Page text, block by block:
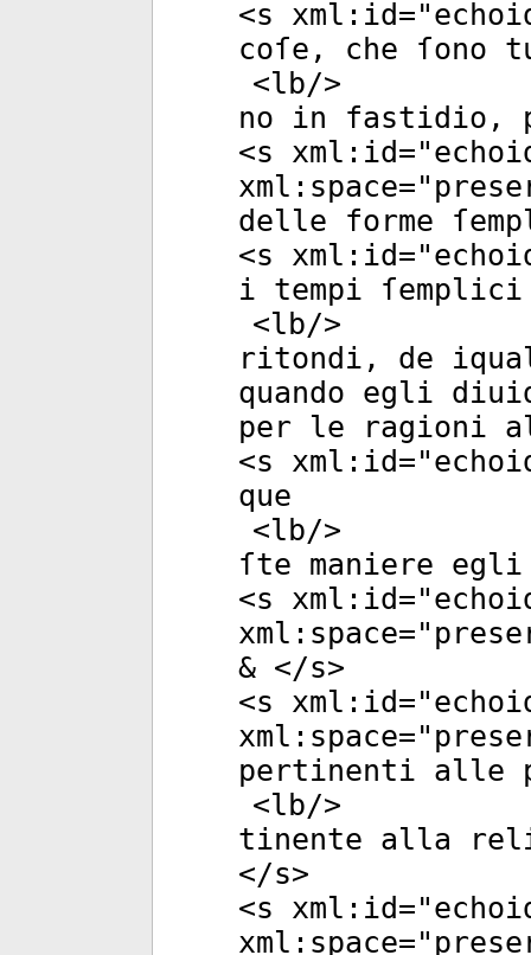
<s xml:id="
coſe, che ſono
<lb/>
no in fastidio,
<s xml:id="
xml:space="
delle forme
<s xml:id="
i tempi ſemplici
<lb/>
ritondi, de
quando egli
per le ragioni
<s xml:id="
que
<lb/>
ſte maniere egli
<s xml:id="
xml:space="
& </s>
<s xml:id="
xml:space="
pertinenti alle
<lb/>
tinente alla
</s>
<s xml:id="
xml:space="